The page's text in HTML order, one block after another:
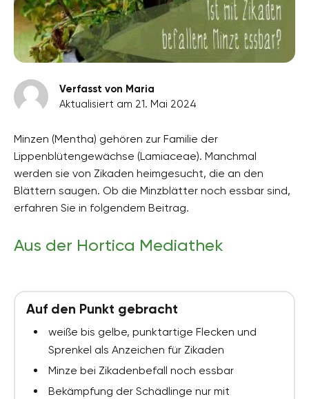
Verfasst von Maria
Aktualisiert am 21. Mai 2024
Minzen (Mentha) gehören zur Familie der
Lippenblütengewächse (Lamiaceae). Manchmal
werden sie von Zikaden heimgesucht, die an den
Blättern saugen. Ob die Minzblätter noch essbar sind,
erfahren Sie in folgendem Beitrag.
Aus der Hortica Mediathek
Auf den Punkt gebracht
weiße bis gelbe, punktartige Flecken und
Sprenkel als Anzeichen für Zikaden
Minze bei Zikadenbefall noch essbar
Bekämpfung der Schädlinge nur mit